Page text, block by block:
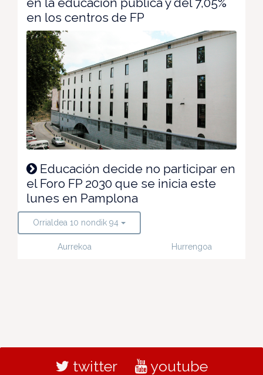
en los centros de FP
Educación decide no participar en
el Foro FP 2030 que se inicia este
lunes en Pamplona
Orrialdea 10 nondik 94
Aurrekoa Hurrengoa
twitter youtube